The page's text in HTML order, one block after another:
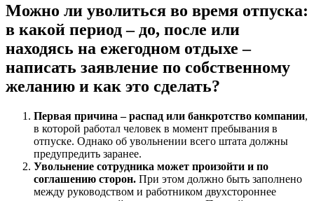
Можно ли уволиться во время отпуска:
в какой период – до, после или
находясь на ежегодном отдыхе –
написать заявление по собственному
желанию и как это сделать?
Первая причина – распад или банкротство компании,
в которой работал человек в момент пребывания в
отпуске. Однако об увольнении всего штата должны
предупредить заранее.
Увольнение сотрудника может произойти и по
соглашению сторон. При этом должно быть заполнено
между руководством и работником двухстороннее